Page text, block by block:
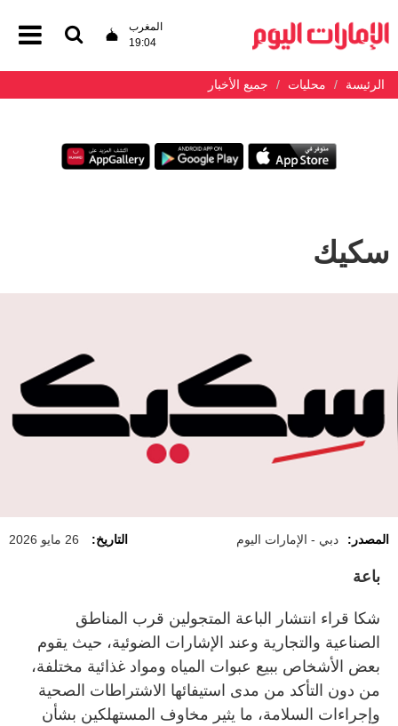
المغرب
19:04
الرئيسة محليات جميع الأخبار
سكيك
المصدر: دبي - الإمارات اليوم التاريخ: 26 مايو 2026
باعة
شكا قراء انتشار الباعة المتجولين قرب المناطق
الصناعية والتجارية وعند الإشارات الضوئية، حيث يقوم
بعض الأشخاص ببيع عبوات المياه ومواد غذائية مختلفة،
من دون التأكد من مدى استيفائها الاشتراطات الصحية
وإجراءات السلامة، ما يثير مخاوف المستهلكين بشأن